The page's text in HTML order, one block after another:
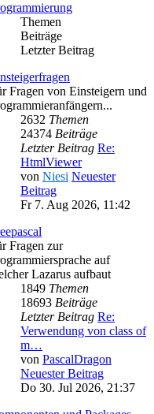
Themen
Beiträge
Letzter Beitrag
Fragen von Einsteigern und
2632 Themen
24374 Beiträge
Letzter Beitrag Re:
HtmlViewer
von Niesi Neuester
Beitrag
Fr 7. Aug 2026, 11:42
Fragen zur
auf
Lazarus aufbaut
1849 Themen
18693 Beiträge
Letzter Beitrag Re:
Verwendung von class of
m…
von PascalDragon
Neuester Beitrag
Do 30. Jul 2026, 21:37